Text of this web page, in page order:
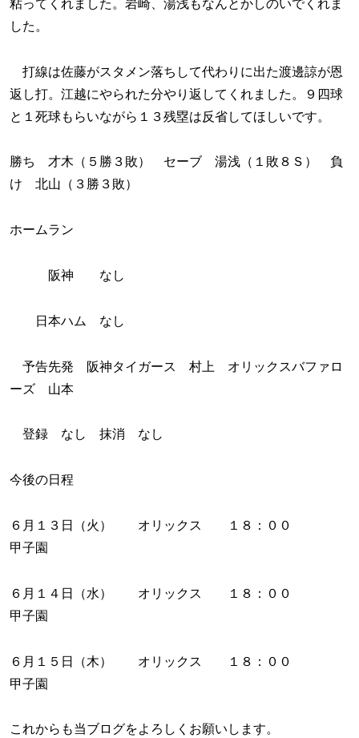
粘ってくれました。岩崎、湯浅もなんとかしのいでくれま
した。
打線は佐藤がスタメン落ちして代わりに出た渡邊諒が恩
返し打。江越にやられた分やり返してくれました。９四球
と１死球もらいながら１３残塁は反省してほしいです。
勝ち 才木（５勝３敗） セーブ 湯浅（１敗８Ｓ） 負
け 北山（３勝３敗）
ホームラン
阪神 なし
日本ハム なし
予告先発 阪神タイガース 村上 オリックスバファロ
ーズ 山本
登録 なし 抹消 なし
今後の日程
６月１３日（火） オリックス １８：００
甲子園
６月１４日（水） オリックス １８：００
甲子園
６月１５日（木） オリックス １８：００
甲子園
これからも当ブログをよろしくお願いします。